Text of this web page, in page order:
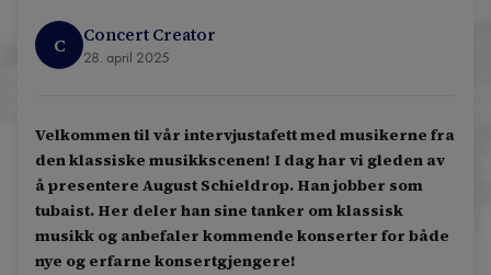
C Concert Creator
28. april 2025
Velkommen til vår intervjustafett med musikerne fra
den klassiske musikkscenen! I dag har vi gleden av
å presentere August Schieldrop. Han jobber som
tubaist. Her deler han sine tanker om klassisk
musikk og anbefaler kommende konserter for både
nye og erfarne konsertgjengere!